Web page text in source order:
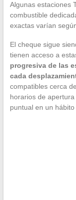
Algunas estaciones
combustible
exactas varían
El cheque sigue
tienen acceso a
progresiva de las
cada
compatibles cerca
horarios de
puntual en un